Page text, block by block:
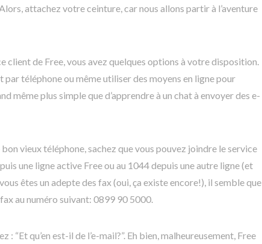
attachez votre ceinture, car nous allons partir à l’aventure
client de Free, vous avez quelques options à votre disposition.
téléphone ou même utiliser des moyens en ligne pour
même plus simple que d’apprendre à un chat à envoyer des e-
vieux téléphone, sachez que vous pouvez joindre le service
une ligne active Free ou au 1044 depuis une autre ligne (et
êtes un adepte des fax (oui, ça existe encore!), il semble que
au numéro suivant: 0899 90 5000.
: “Et qu’en est-il de l’e-mail?”. Eh bien, malheureusement, Free